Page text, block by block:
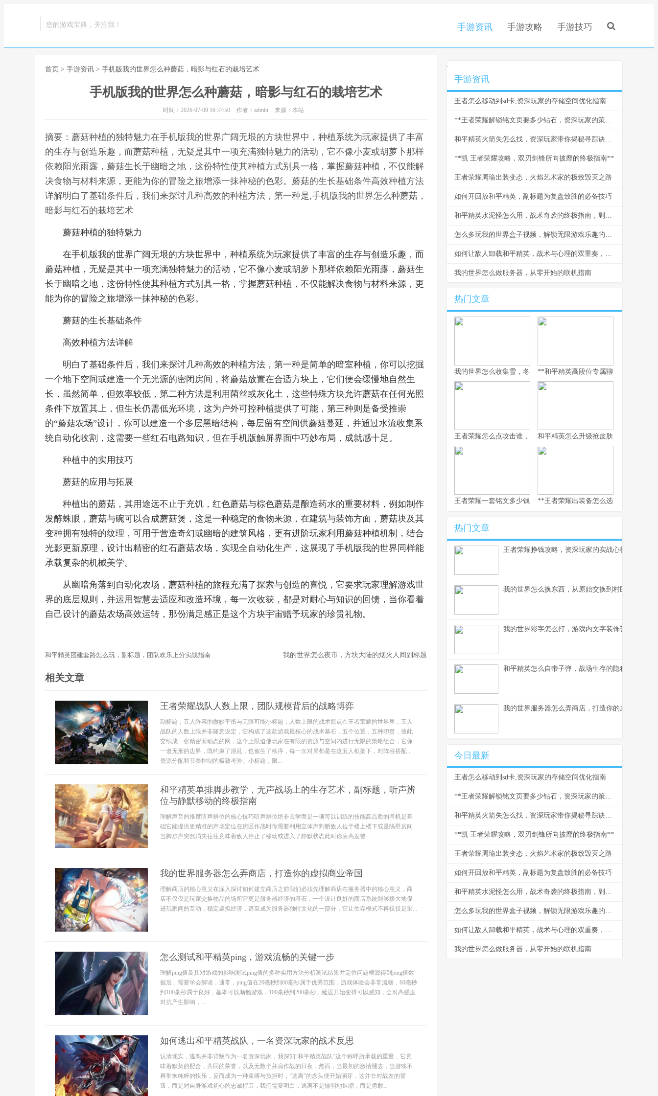
您的游戏宝典，关注我！ 手游资讯 手游攻略 手游技巧
首页 > 手游资讯 > 手机版我的世界怎么种蘑菇，暗影与红石的栽培艺术
手机版我的世界怎么种蘑菇，暗影与红石的栽培艺术
时间：2026-07-09 16:37:50 作者：admin 来源：本站
摘要：蘑菇种植的独特魅力在手机版我的世界广阔无垠的方块世界中，种植系统为玩家提供了丰富
的生存与创造乐趣，而蘑菇种植，无疑是其中一项充满独特魅力的活动，它不像小麦或胡萝卜那样
依赖阳光雨露，蘑菇生长于幽暗之地，这份特性使其种植方式别具一格，掌握蘑菇种植，不仅能解
决食物与材料来源，更能为你的冒险之旅增添一抹神秘的色彩。蘑菇的生长基础条件高效种植方法
详解明白了基础条件后，我们来探讨几种高效的种植方法，第一种是,手机版我的世界怎么种蘑菇，
暗影与红石的栽培艺术
蘑菇种植的独特魅力
在手机版我的世界广阔无垠的方块世界中，种植系统为玩家提供了丰富的生存与创造乐趣，而
蘑菇种植，无疑是其中一项充满独特魅力的活动，它不像小麦或胡萝卜那样依赖阳光雨露，蘑菇生
长于幽暗之地，这份特性使其种植方式别具一格，掌握蘑菇种植，不仅能解决食物与材料来源，更
能为你的冒险之旅增添一抹神秘的色彩。
蘑菇的生长基础条件
高效种植方法详解
明白了基础条件后，我们来探讨几种高效的种植方法，第一种是简单的暗室种植，你可以挖掘
一个地下空间或建造一个无光源的密闭房间，将蘑菇放置在合适方块上，它们便会缓慢地自然生
长，虽然简单，但效率较低，第二种方法是利用菌丝或灰化土，这些特殊方块允许蘑菇在任何光照
条件下放置其上，但生长仍需低光环境，这为户外可控种植提供了可能，第三种则是备受推崇
的“蘑菇农场”设计，你可以建造一个多层黑暗结构，每层留有空间供蘑菇蔓延，并通过水流收集系
统自动化收割，这需要一些红石电路知识，但在手机版触屏界面中巧妙布局，成就感十足。
种植中的实用技巧
蘑菇的应用与拓展
种植出的蘑菇，其用途远不止于充饥，红色蘑菇与棕色蘑菇是酿造药水的重要材料，例如制作
发酵蛛眼，蘑菇与碗可以合成蘑菇煲，这是一种稳定的食物来源，在建筑与装饰方面，蘑菇块及其
变种拥有独特的纹理，可用于营造奇幻或幽暗的建筑风格，更有进阶玩家利用蘑菇种植机制，结合
光影更新原理，设计出精密的红石蘑菇农场，实现全自动化生产，这展现了手机版我的世界同样能
承载复杂的机械美学。
从幽暗角落到自动化农场，蘑菇种植的旅程充满了探索与创造的喜悦，它要求玩家理解游戏世
界的底层规则，并运用智慧去适应和改造环境，每一次收获，都是对耐心与知识的回馈，当你看着
自己设计的蘑菇农场高效运转，那份满足感正是这个方块宇宙赠予玩家的珍贵礼物。
和平精英团建套路怎么玩，副标题，团队欢乐上分实战指南 我的世界怎么夜市，方块大陆的烟火人间副标题
相关文章
王者荣耀战队人数上限，团队规模背后的战略博弈
副标题，五人阵容的微妙平衡与无限可能小标题，人数上限的战术原点在王者荣耀的世界里，五人
战队的人数上限并非随意设定，它构成了这款游戏最核心的战术基石，五个位置，五种职责，彼此
交织成一张精密而动态的网，这个上限迫使玩家在有限的资源与空间内进行无限的策略组合，它像
一道无形的边界，既约束了混乱，也催生了秩序，每一次对局都是在这五人框架下，对阵容搭配，
资源分配和节奏控制的极致考验。小标题，限...
和平精英单排脚步教学，无声战场上的生存艺术，副标题，听声辨
位与静默移动的终极指南
理解声音的维度听声辨位的核心技巧听声辨位绝非玄学而是一项可以训练的技能高品质的耳机是基
础它能提供更精准的声场定位在房区作战时你需要利用立体声判断敌人位于楼上楼下或是隔壁房间
当脚步声突然消失往往意味着敌人停止了移动或进入了静默状态此时你应高度警...
我的世界服务器怎么弄商店，打造你的虚拟商业帝国
理解商店的核心意义在深入探讨如何建立商店之前我们必须先理解商店在服务器中的核心意义，商
店不仅仅是玩家交换物品的场所它更是服务器经济的基石，一个设计良好的商店系统能够极大地促
进玩家间的互动，稳定虚拟经济，甚至成为服务器独特文化的一部分，它让生存模式不再仅仅是采...
怎么测试和平精英ping，游戏流畅的关键一步
理解ping值及其对游戏的影响测试ping值的多种实用方法分析测试结果并定位问题根源得到ping值数
据后，需要学会解读，通常，ping值在20毫秒到60毫秒属于优秀范围，游戏体验会非常流畅，60毫秒
到100毫秒属于良好，基本可以顺畅游戏，100毫秒到200毫秒，延迟开始变得可以感知，会对高强度
对抗产生影响，...
如何逃出和平精英战队，一名资深玩家的战术反思
认清现实，逃离并非背叛作为一名资深玩家，我深知“和平精英战队”这个称呼所承载的重量，它意
味着默契的配合，共同的荣誉，以及无数个并肩作战的日夜，然而，当最初的激情褪去，当游戏不
再带来纯粹的快乐，反而成为一种束缚与负担时，“逃离”的念头便开始萌芽，这并非对战友的背
叛，而是对自身游戏初心的忠诚捍卫，我们需要明白，逃离不是懦弱地退缩，而是勇敢...
.
手游资讯
王者怎么移动到sd卡,资深玩家的存储空间优化指南
**王者荣耀解锁铭文页要多少钻石，资深玩家的策略与情怀**
和平精英火箭失怎么找，资深玩家带你揭秘寻踪诀窍副标题
**凯 王者荣耀攻略，双刃剑锋所向披靡的终极指南**
王者荣耀周瑜出装变态，火焰艺术家的极致毁灭之路
如何开回放和平精英，副标题为复盘致胜的必备技巧
和平精英水泥怪怎么用，战术奇袭的终极指南，副标题，水泥丛林中的隐形杀手
怎么多玩我的世界盒子视频，解锁无限游戏乐趣的钥匙
如何让敌人卸载和平精英，战术与心理的双重奏，副标题，一场没有硝烟的战争
我的世界怎么做服务器，从零开始的联机指南
热门文章
我的世界怎么收集雪，冬日生存的艺术**和平精英高段位专属聊天：无声战场
王者荣耀怎么点攻击谁，精准操作背后的博弈艺术，副标题，从本
和平精英怎么升级抢皮肤，高效进阶全
王者荣耀一套铭文多少钱，副标题：老玩家的精打细算与情怀回响
**王者荣耀出装备怎么选，资深玩家的
热门文章
王者荣耀挣钱攻略，资深玩家的实战心得分享
我的世界怎么换东西，从原始交换到村民交易全解
我的世界彩字怎么打，游戏内文字装饰艺术指南
和平精英怎么自带子弹，战场生存的隐秘法则
我的世界服务器怎么弄商店，打造你的虚拟商业帝
今日最新
王者怎么移动到sd卡,资深玩家的存储空间优化指南
**王者荣耀解锁铭文页要多少钻石，资深玩家的策略与情怀**
和平精英火箭失怎么找，资深玩家带你揭秘寻踪诀窍副标题
**凯 王者荣耀攻略，双刃剑锋所向披靡的终极指南**
王者荣耀周瑜出装变态，火焰艺术家的极致毁灭之路
如何开回放和平精英，副标题为复盘致胜的必备技巧
和平精英水泥怪怎么用，战术奇袭的终极指南，副标题，水泥丛林中的隐形杀手
怎么多玩我的世界盒子视频，解锁无限游戏乐趣的钥匙
如何让敌人卸载和平精英，战术与心理的双重奏，副标题，一场没有硝烟的战争
我的世界怎么做服务器，从零开始的联机指南